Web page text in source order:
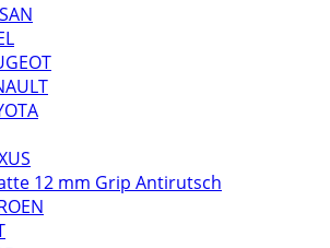
12 mm Grip Antirutsch